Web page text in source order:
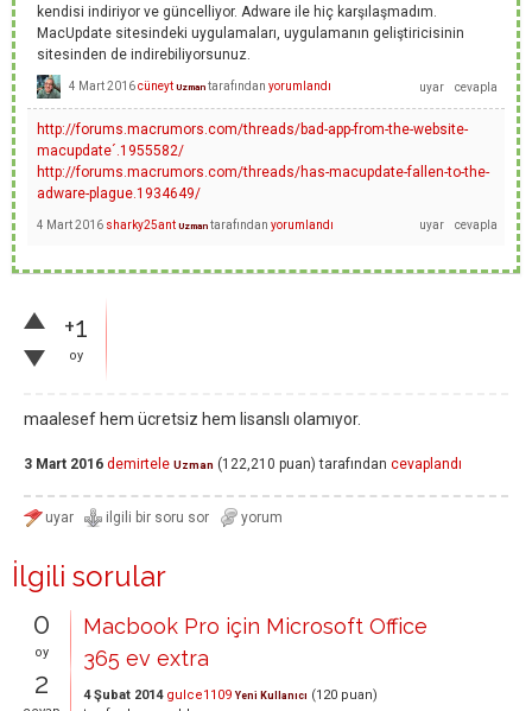
kendisi indiriyor ve güncelliyor. Adware ile hiç karşılaşmadım.
MacUpdate sitesindeki uygulamaları, uygulamanın geliştiricisinin
sitesinden de indirebiliyorsunuz.
4 Mart 2016cüneyt Uzman tarafından yorumlandı
http://forums.macrumors.com/threads/bad-app-from-the-website-
macupdate´.1955582/
http://forums.macrumors.com/threads/has-macupdate-fallen-to-the-
adware-plague.1934649/
4 Mart 2016 sharky25ant Uzman tarafından yorumlandı
+1
oy
maalesef hem ücretsiz hem lisanslı olamıyor.
3 Mart 2016 demirtele Uzman (122,210 puan) tarafından cevaplandı
İlgili sorular
0
oy
2
Macbook Pro için Microsoft Office
365 ev extra
4 Şubat 2014 gulce1109 Yeni Kullanıcı (120 puan)